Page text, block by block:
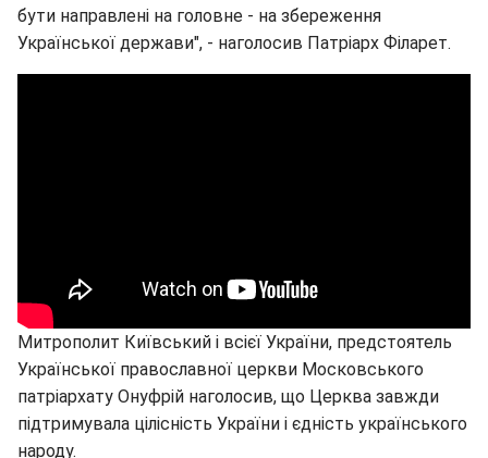
бути направлені на головне - на збереження
Української держави", - наголосив Патріарх Філарет.
Митрополит Київський і всієї України, предстоятель
Української православної церкви Московського
патріархату Онуфрій наголосив, що Церква завжди
підтримувала цілісність України і єдність українського
народу.